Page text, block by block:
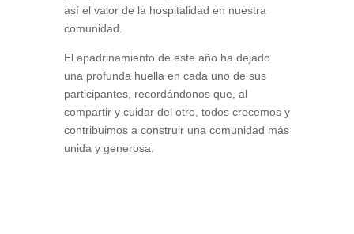
así el valor de la hospitalidad en nuestra
comunidad.
El apadrinamiento de este año ha dejado
una profunda huella en cada uno de sus
participantes, recordándonos que, al
compartir y cuidar del otro, todos crecemos y
contribuimos a construir una comunidad más
unida y generosa.